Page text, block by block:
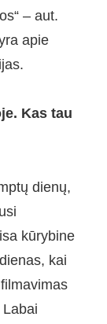
– aut.
apie
Kas tau
dienų,
kūrybine
kai